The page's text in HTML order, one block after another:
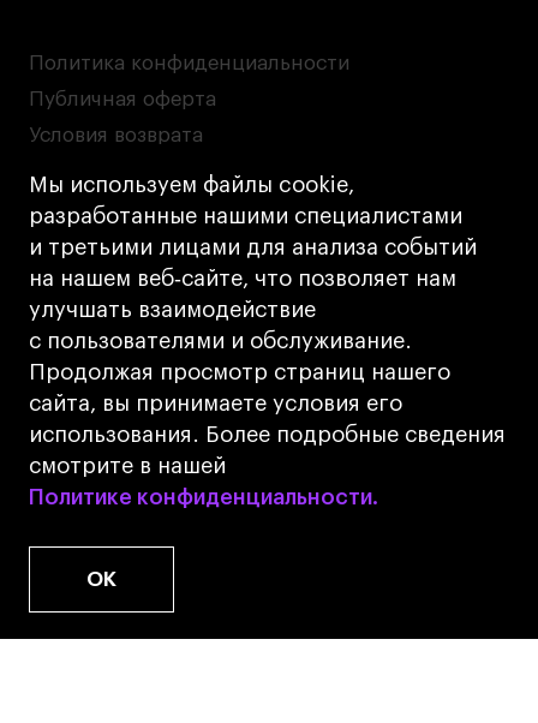
Мы используем файлы cookie,
разработанные нашими специалистами
и третьими лицами для анализа событий
на нашем веб‑сайте, что позволяет нам
улучшать взаимодействие
с пользователями и обслуживание.
Продолжая просмотр страниц нашего
сайта, вы принимаете условия его
использования. Более подробные сведения
смотрите в нашей
Политике конфиденциальности.
Политике конфиденциальности.
OK
© 2026 БВШД
Политика конфиденциальности
Публичная оферта
Условия возврата
Кредит на образование с господдержкой
Лицензия на осуществление образовательной
деятельности АНО ВО «Универсальный
Университет»
Карта сайта
Дизайн
Разработка